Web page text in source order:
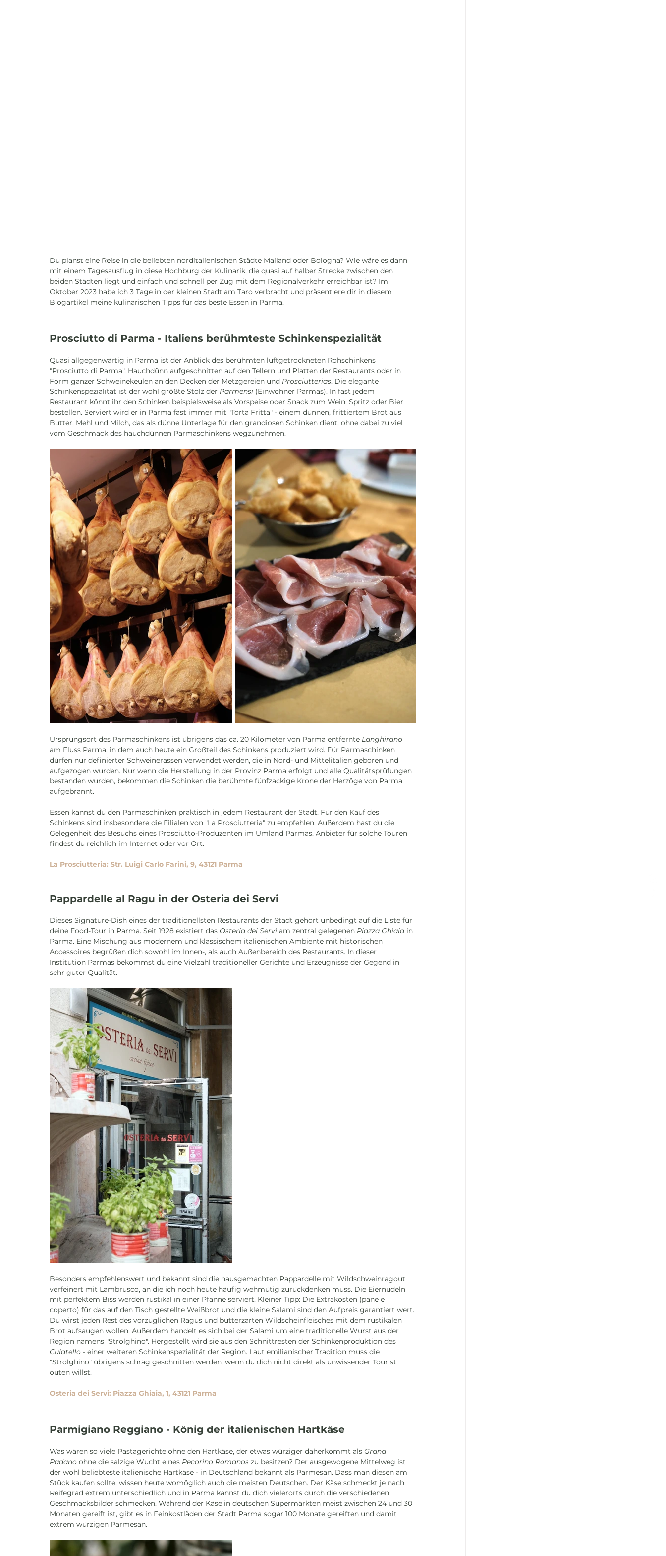
Du planst eine Reise in die beliebten norditalienischen Städte Mailand oder Bologna? Wie wäre es dann
mit einem Tagesausflug in diese Hochburg der Kulinarik, die quasi auf halber Strecke zwischen den
beiden Städten liegt und einfach und schnell per Zug mit dem Regionalverkehr erreichbar ist? Im
Oktober 2023 habe ich 3 Tage in der kleinen Stadt am Taro verbracht und präsentiere dir in diesem
Blogartikel meine kulinarischen Tipps für das beste Essen in Parma.
Prosciutto di Parma - Italiens berühmteste Schinkenspezialität
Quasi allgegenwärtig in Parma ist der Anblick des berühmten luftgetrockneten Rohschinkens
"Prosciutto di Parma". Hauchdünn aufgeschnitten auf den Tellern und Platten der Restaurants oder in
Form ganzer Schweinekeulen an den Decken der Metzgereien und Prosciutterias. Die elegante
Schinkenspezialität ist der wohl größte Stolz der Parmensi (Einwohner Parmas). In fast jedem
Restaurant könnt ihr den Schinken beispielsweise als Vorspeise oder Snack zum Wein, Spritz oder Bier
bestellen. Serviert wird er in Parma fast immer mit "Torta Fritta" - einem dünnen, frittiertem Brot aus
Butter, Mehl und Milch, das als dünne Unterlage für den grandiosen Schinken dient, ohne dabei zu viel
vom Geschmack des hauchdünnen Parmaschinkens wegzunehmen.
Ursprungsort des Parmaschinkens ist übrigens das ca. 20 Kilometer von Parma entfernte Langhirano
am Fluss Parma, in dem auch heute ein Großteil des Schinkens produziert wird. Für Parmaschinken
dürfen nur definierter Schweinerassen verwendet werden, die in Nord- und Mittelitalien geboren und
aufgezogen wurden. Nur wenn die Herstellung in der Provinz Parma erfolgt und alle Qualitätsprüfungen
bestanden wurden, bekommen die Schinken die berühmte fünfzackige Krone der Herzöge von Parma
aufgebrannt.
Essen kannst du den Parmaschinken praktisch in jedem Restaurant der Stadt. Für den Kauf des
Schinkens sind insbesondere die Filialen von "La Prosciutteria" zu empfehlen. Außerdem hast du die
Gelegenheit des Besuchs eines Prosciutto-Produzenten im Umland Parmas. Anbieter für solche Touren
findest du reichlich im Internet oder vor Ort.
La Prosciutteria: Str. Luigi Carlo Farini, 9, 43121 Parma
Pappardelle al Ragu in der Osteria dei Servi
Dieses Signature-Dish eines der traditionellsten Restaurants der Stadt gehört unbedingt auf die Liste für
deine Food-Tour in Parma. Seit 1928 existiert das Osteria dei Servi am zentral gelegenen Piazza Ghiaia in
Parma. Eine Mischung aus modernem und klassischem italienischen Ambiente mit historischen
Accessoires begrüßen dich sowohl im Innen-, als auch Außenbereich des Restaurants. In dieser
Institution Parmas bekommst du eine Vielzahl traditioneller Gerichte und Erzeugnisse der Gegend in
sehr guter Qualität.
Besonders empfehlenswert und bekannt sind die hausgemachten Pappardelle mit Wildschweinragout
verfeinert mit Lambrusco, an die ich noch heute häufig wehmütig zurückdenken muss. Die Eiernudeln
mit perfektem Biss werden rustikal in einer Pfanne serviert. Kleiner Tipp: Die Extrakosten (pane e
coperto) für das auf den Tisch gestellte Weißbrot und die kleine Salami sind den Aufpreis garantiert wert.
Du wirst jeden Rest des vorzüglichen Ragus und butterzarten Wildscheinfleisches mit dem rustikalen
Brot aufsaugen wollen. Außerdem handelt es sich bei der Salami um eine traditionelle Wurst aus der
Region namens "Strolghino". Hergestellt wird sie aus den Schnittresten der Schinkenproduktion des
Culatello - einer weiteren Schinkenspezialität der Region. Laut emilianischer Tradition muss die
"Strolghino" übrigens schräg geschnitten werden, wenn du dich nicht direkt als unwissender Tourist
outen willst.
Osteria dei Servi: Piazza Ghiaia, 1, 43121 Parma
Parmigiano Reggiano - König der italienischen Hartkäse
Was wären so viele Pastagerichte ohne den Hartkäse, der etwas würziger daherkommt als Grana
Padano ohne die salzige Wucht eines Pecorino Romanos zu besitzen? Der ausgewogene Mittelweg ist
der wohl beliebteste italienische Hartkäse - in Deutschland bekannt als Parmesan. Dass man diesen am
Stück kaufen sollte, wissen heute womöglich auch die meisten Deutschen. Der Käse schmeckt je nach
Reifegrad extrem unterschiedlich und in Parma kannst du dich vielerorts durch die verschiedenen
Geschmacksbilder schmecken. Während der Käse in deutschen Supermärkten meist zwischen 24 und 30
Monaten gereift ist, gibt es in Feinkostläden der Stadt Parma sogar 100 Monate gereiften und damit
extrem würzigen Parmesan.